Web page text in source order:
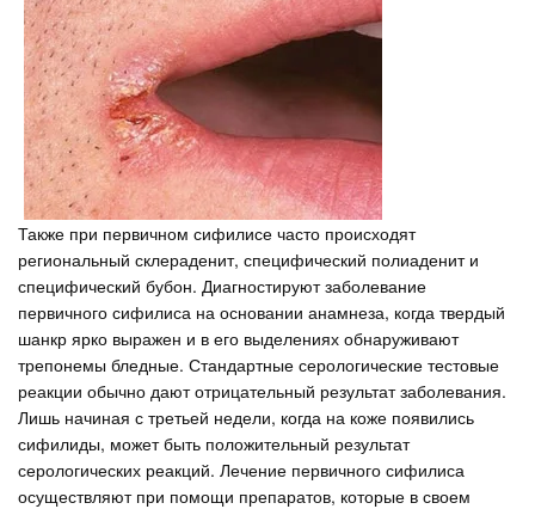
Также при первичном сифилисе часто происходят
региональный склераденит, специфический полиаденит и
специфический бубон. Диагностируют заболевание
первичного сифилиса на основании анамнеза, когда твердый
шанкр ярко выражен и в его выделениях обнаруживают
трепонемы бледные. Стандартные серологические тестовые
реакции обычно дают отрицательный результат заболевания.
Лишь начиная с третьей недели, когда на коже появились
сифилиды, может быть положительный результат
серологических реакций. Лечение первичного сифилиса
осуществляют при помощи препаратов, которые в своем